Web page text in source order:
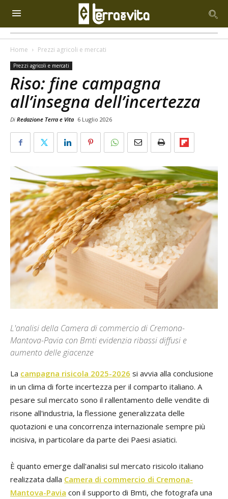
Home Prezzi agricoli e mercati
Prezzi agricoli e mercati
Riso: fine campagna
all’insegna dell’incertezza
Di Redazione Terra e Vita 6 Luglio 2026
L'analisi della Camera di commercio di Cremona-
Mantova-Pavia con Bmti evidenzia ribassi diffusi e
aumento delle giacenze
La campagna risicola 2025-2026 si avvia alla conclusione
in un clima di forte incertezza per il comparto italiano. A
pesare sul mercato sono il rallentamento delle vendite di
risone all'industria, la flessione generalizzata delle
quotazioni e una concorrenza internazionale sempre più
incisiva, in particolare da parte dei Paesi asiatici.
È quanto emerge dall'analisi sul mercato risicolo italiano
realizzata dalla Camera di commercio di Cremona-
Mantova-Pavia con il supporto di Bmti, che fotografa una